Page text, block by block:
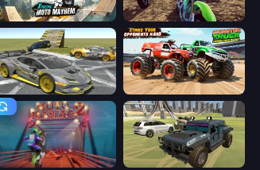
Xtreme Moto Mayhem MotoCross Riders
Wrong Way Monster Truck Demolition Derby
Moto Maniac 2 4x4 Offroader